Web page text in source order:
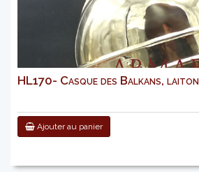
HL170- Casque des Balkans, laiton
Ajouter au panier